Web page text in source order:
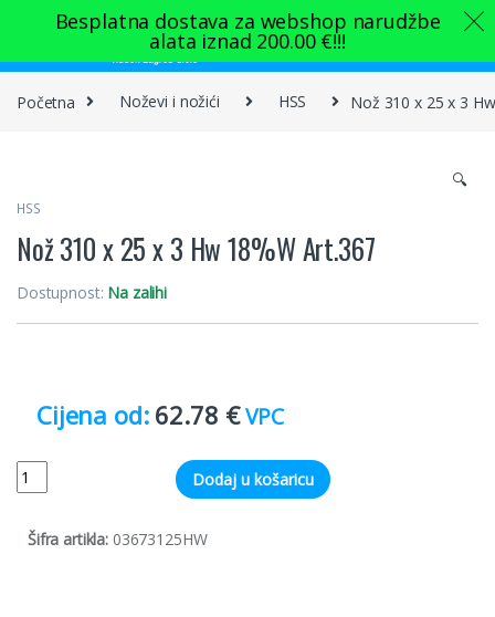
Skip to navigation
Skip to content
Početna Noževi i nožići HSS Nož 310 x 25 x 3
🔍
HSS
Nož 310 x 25 x 3 Hw 18%W Art.367
Dostupnost: Na zalihi
62.78 € VPC
Quantity Dodaj u košaricu
Šifra artikla: 03673125HW
Besplatna dostava za webshop narudžbe
alata iznad 200.00 €!!!